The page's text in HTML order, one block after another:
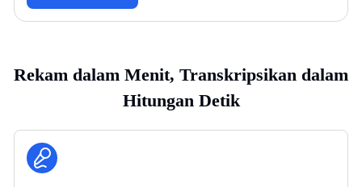
Rekam dalam Menit, Transkripsikan dalam
Hitungan Detik